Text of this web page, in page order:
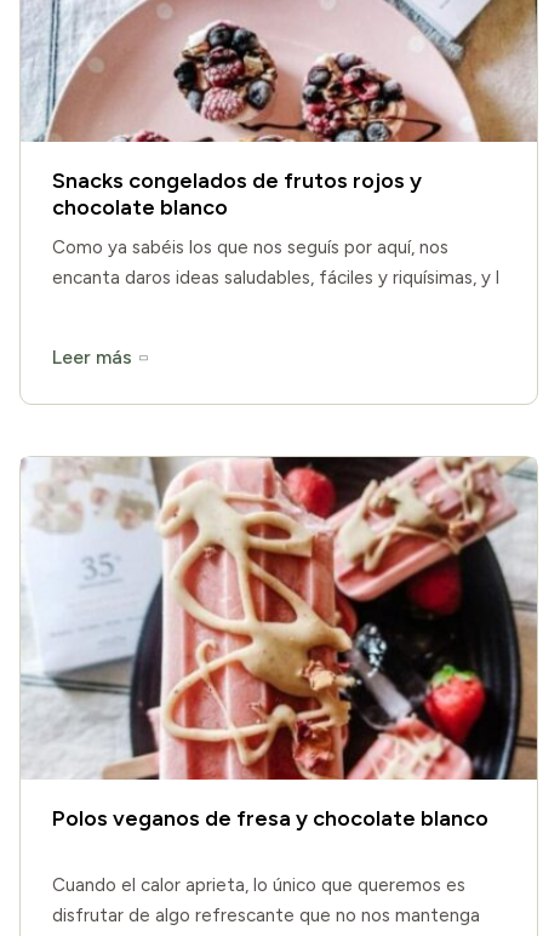
Snacks congelados de frutos rojos y
chocolate blanco
Como ya sabéis los que nos seguís por aquí, nos
encanta daros ideas saludables, fáciles y riquísimas, y l
Leer más
Polos veganos de fresa y chocolate blanco
Cuando el calor aprieta, lo único que queremos es
disfrutar de algo refrescante que no nos mantenga